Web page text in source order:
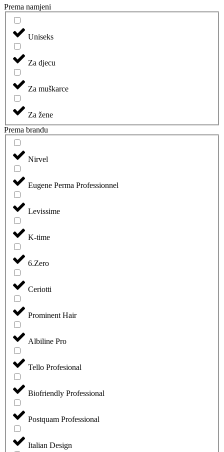
Prema namjeni
Uniseks
Za djecu
Za muškarce
Za žene
Prema brandu
Nirvel
Eugene Perma Professionnel
Levissime
K-time
6.Zero
Ceriotti
Prominent Hair
Albiline Pro
Tello Profesional
Biofriendly Professional
Postquam Professional
Italian Design